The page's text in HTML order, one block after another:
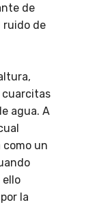
de
ruido de
cuarcitas
agua. A
como un
ello
la